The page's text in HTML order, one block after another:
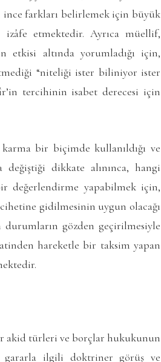
ince farkları belirlemek için büyük
etmektedir. Ayrıca müellif,
altında yorumladığı için,
“niteliği ister biliniyor ister
tercihinin isabet derecesi için
bir biçimde kullanıldığı ve
dikkate alınınca, hangi
değerlendirme yapabilmek için,
gidilmesinin uygun olacağı
gözden geçirilmesiyle
hareketle bir taksim yapan
akid türleri ve borçlar hukukunun
gararla ilgili doktriner görüş ve